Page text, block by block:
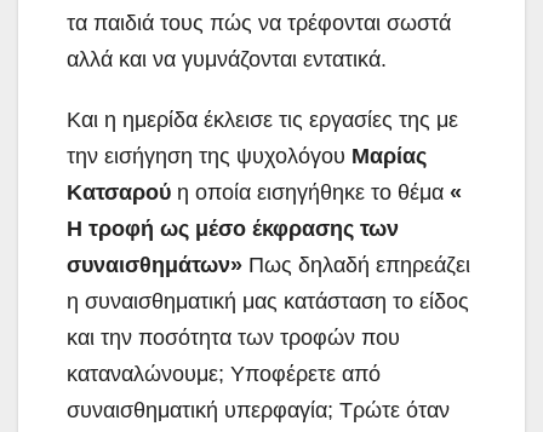
τα παιδιά τους πώς να τρέφονται σωστά
αλλά και να γυμνάζονται εντατικά.
Και η ημερίδα έκλεισε τις εργασίες της με
την εισήγηση της ψυχολόγου Μαρίας
Κατσαρού η οποία εισηγήθηκε το θέμα «
Η τροφή ως μέσο έκφρασης των
συναισθημάτων» Πως δηλαδή επηρεάζει
η συναισθηματική μας κατάσταση το είδος
και την ποσότητα των τροφών που
καταναλώνουμε; Υποφέρετε από
συναισθηματική υπερφαγία; Τρώτε όταν